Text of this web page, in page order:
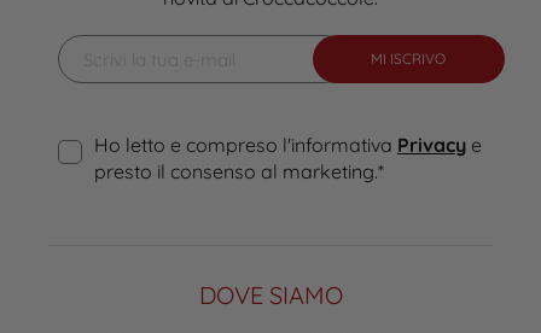
MI ISCRIVO
Ho letto e compreso l'informativa Privacye
presto il consenso al marketing.*
DOVE SIAMO